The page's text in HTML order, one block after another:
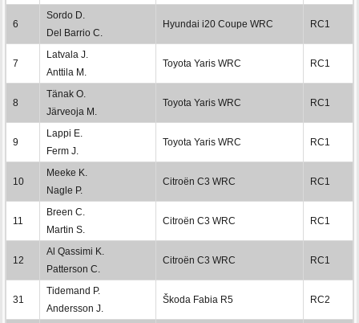
6
Sordo D.
Del Barrio C.
Hyundai i20 Coupe WRC RC1
7
Latvala J.
Anttila M.
Toyota Yaris WRC RC1
8
Tänak O.
Järveoja M.
Toyota Yaris WRC RC1
9
Lappi E.
Ferm J.
Toyota Yaris WRC RC1
10
Meeke K.
Nagle P.
Citroën C3 WRC RC1
11
Breen C.
Martin S.
Citroën C3 WRC RC1
12
Al Qassimi K.
Patterson C.
Citroën C3 WRC RC1
31
Tidemand P.
Andersson J.
Škoda Fabia R5 RC2